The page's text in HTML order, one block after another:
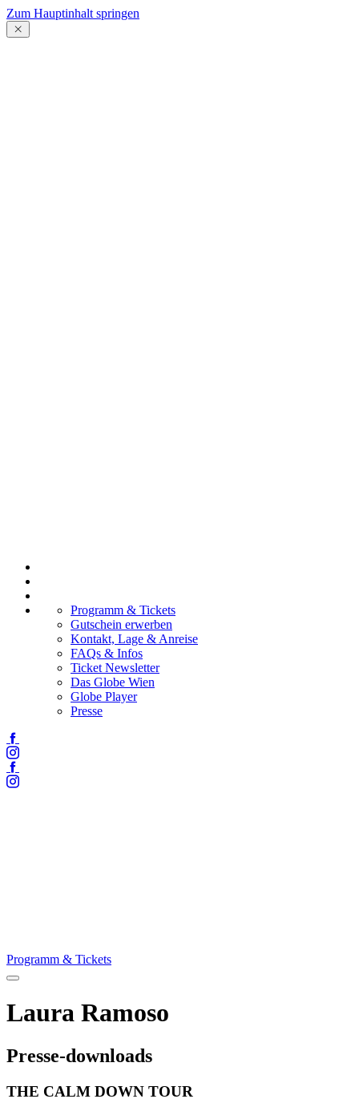
Zum Hauptinhalt springen
Menü
schließen
Programm & Tickets
Gutschein erwerben
Kontakt, Lage & Anreise
FAQs & Infos
Ticket Newsletter
Das Globe Wien
Globe Player
Presse
Facebook
Instagram
Facebook
Instagram
Programm & Tickets
Menü
Laura Ramoso
Presse-downloads
THE CALM DOWN TOUR